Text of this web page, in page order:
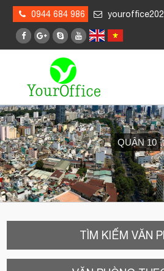
0944 684 986
QUẬN 10
TÌM KIẾM VĂN